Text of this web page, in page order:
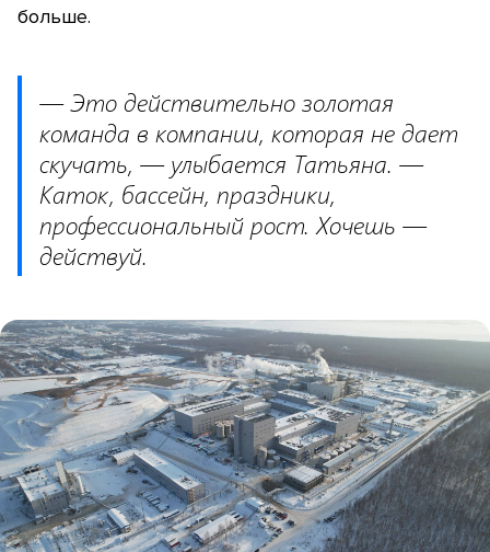
больше.
— Это действительно золотая
команда в компании, которая не дает
скучать, — улыбается Татьяна. —
Каток, бассейн, праздники,
профессиональный рост. Хочешь —
действуй.